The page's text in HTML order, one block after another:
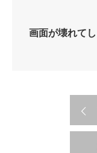
画面が壊れて